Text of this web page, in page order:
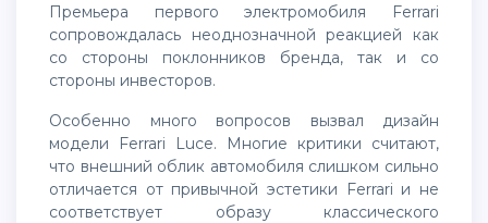
Премьера первого электромобиля Ferrari
сопровождалась неоднозначной реакцией как
со стороны поклонников бренда, так и со
стороны инвесторов.
Особенно много вопросов вызвал дизайн
модели
Ferrari Luce. Многие критики считают,
что внешний облик автомобиля слишком сильно
отличается от привычной эстетики Ferrari и не
соответствует образу классического